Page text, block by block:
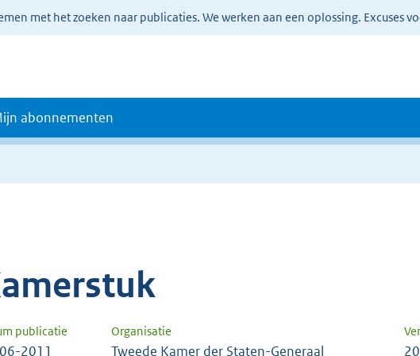
met het zoeken naar publicaties. We werken aan een oplossing. Excuses
abonnementen
publicatie Organisatie
2011 Tweede Kamer der Staten-Generaal